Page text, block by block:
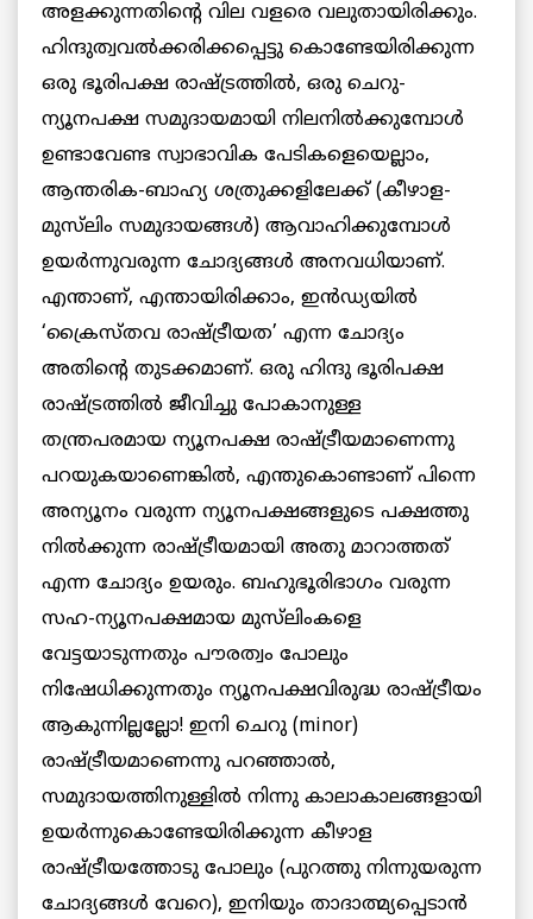
അളക്കുന്നതിന്റെ വില വളരെ വലുതായിരിക്കും.
ഹിന്ദുത്വവൽക്കരിക്കപ്പെട്ടു കൊണ്ടേയിരിക്കുന്ന
ഒരു ഭൂരിപക്ഷ രാഷ്ട്രത്തിൽ, ഒരു ചെറു-
ന്യൂനപക്ഷ സമുദായമായി നിലനിൽക്കുമ്പോൾ
ഉണ്ടാവേണ്ട സ്വാഭാവിക പേടികളെയെല്ലാം,
ആന്തരിക-ബാഹ്യ ശത്രുക്കളിലേക്ക് (കീഴാള-
മുസ്‌ലിം സമുദായങ്ങൾ) ആവാഹിക്കുമ്പോൾ
ഉയർന്നുവരുന്ന ചോദ്യങ്ങൾ അനവധിയാണ്.
എന്താണ്, എന്തായിരിക്കാം, ഇൻഡ്യയിൽ
‘ക്രൈസ്തവ രാഷ്ട്രീയത’ എന്ന ചോദ്യം
അതിന്റെ തുടക്കമാണ്. ഒരു ഹിന്ദു ഭൂരിപക്ഷ
രാഷ്ട്രത്തിൽ ജീവിച്ചു പോകാനുള്ള
തന്ത്രപരമായ ന്യൂനപക്ഷ രാഷ്ട്രീയമാണെന്നു
പറയുകയാണെങ്കിൽ, എന്തുകൊണ്ടാണ് പിന്നെ
അന്യൂനം വരുന്ന ന്യൂനപക്ഷങ്ങളുടെ പക്ഷത്തു
നിൽക്കുന്ന രാഷ്ട്രീയമായി അതു മാറാത്തത്
എന്ന ചോദ്യം ഉയരും. ബഹുഭൂരിഭാഗം വരുന്ന
സഹ-ന്യൂനപക്ഷമായ മുസ്‌ലിംകളെ
വേട്ടയാടുന്നതും പൗരത്വം പോലും
നിഷേധിക്കുന്നതും ന്യൂനപക്ഷവിരുദ്ധ രാഷ്ട്രീയം
ആകുന്നില്ലല്ലോ! ഇനി ചെറു (minor)
രാഷ്ട്രീയമാണെന്നു പറഞ്ഞാൽ,
സമുദായത്തിനുള്ളിൽ നിന്നു കാലാകാലങ്ങളായി
ഉയർന്നുകൊണ്ടേയിരിക്കുന്ന കീഴാള
രാഷ്ട്രീയത്തോടു പോലും (പുറത്തു നിന്നുയരുന്ന
ചോദ്യങ്ങൾ വേറെ), ഇനിയും താദാത്മ്യപ്പെടാൻ